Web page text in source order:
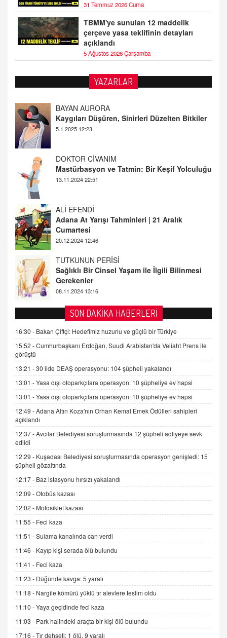
31 Temmuz 2026 Cuma
TBMM'ye sunulan 12 maddelik
çerçeve yasa teklifinin detayları
açıklandı
5 Ağustos 2026 Çarşamba
YAZARLAR
Kaygıları Düşüren, Sinirleri Düzelten Bitkiler
5.1.2025 12:23
Mastürbasyon ve Tatmin: Bir Keşif Yolculuğu
13.11.2024 22:51
Adana At Yarışı Tahminleri | 21 Aralık
Cumartesi
20.12.2024 12:46
TUTKUNUN PERİSİ
Sağlıklı Bir Cinsel Yaşam ile İlgili Bilinmesi
Gerekenler
08.11.2024 13:16
FARUK ÖNALAN
Tezkere Onaylanmasaydı…
2 Kasım 2021 Salı 00:11
AV. DOĞAN CAN DOĞAN
gelişimi
15.09.2025 16:17
SEHER EREK
Kış Ayları Geldi, Hangi Önlemler Alınmalı?
İNCİ GÜL AKÖL
Trump Keşke Adana'yı da Ziyaret Etse...
06.07.2026 13:00
ADEM AKÖL
Esed Destekçilerinin Yüzüne Vurulan Şamar:
Sednaya
11.12.2024 12:30
DR. EKREM ASLAN
Gerçek Ne, Algı Ne? "Beraber Yürüyoruz"
Cümlesinin Peşinden
19.07.2025 12:45
GÖNÜL MENEKŞE
Şifacının Yolu
04.11.2025 12:56
SON DAKİKA HABERLERİ
16:30 - Bakan Çiftçi: Hedefimiz huzurlu ve güçlü bir Türkiye
15:52 -Cumhurbaşkanı Erdoğan, Suudi Arabistan'da Veliaht Prens ile
görüştü
13:21 -30 ilde DEAŞ operasyonu: 104 şüpheli yakalandı
13:01 -Yasa dışı otoparkçılara operasyon: 10 şüpheliye ev hapsi
13:01 -Yasa dışı otoparkçılara operasyon: 10 şüpheliye ev hapsi
12:49 -Adana Altın Koza'nın Orhan Kemal Emek Ödülleri sahipleri
açıklandı
12:37 -Avcılar Belediyesi soruşturmasında 12 şüpheli adliyeye sevk
edildi
12:29 - Kuşadası Belediyesi soruşturmasında operasyon genişledi: 15
şüpheli gözaltında
12:17 - Baz istasyonu hırsızı yakalandı
12:09 -Otobüs kazası
12:02 - Motosiklet kazası
11:55 - Feci kaza
11:51 -Sulama kanalında can verdi
11:46 - Kayıp kişi serada ölü bulundu
11:41 - Feci kaza
11:23 - Düğünde kavga: 5 yaralı
11:18 - Nargile kömürü yüklü tır alevlere teslim oldu
11:10 -Yaya geçidinde feci kaza
11:03 - Park halindeki araçta bir kişi ölü bulundu
17:16 -Tır dehşeti: 1 ölü, 9 yaralı